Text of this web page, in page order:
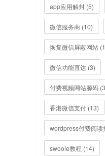
app应用解封 (5)
微信服务商 (10)
恢复微信屏蔽网站
微信功能直达 (3)
付费视频网站源码
香港微信支付 (13)
wordpress付费阅读
swoole教程 (14)